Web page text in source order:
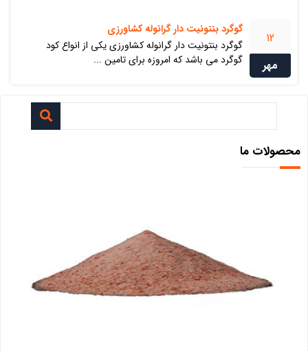
12
مهر
گوگرد بنتونیت دار گرانوله کشاورزی
گوگرد بنتونیت دار گرانوله کشاورزی یکی از انواع کود
گوگرد می باشد که امروزه برای تامین ...
محصولات ما